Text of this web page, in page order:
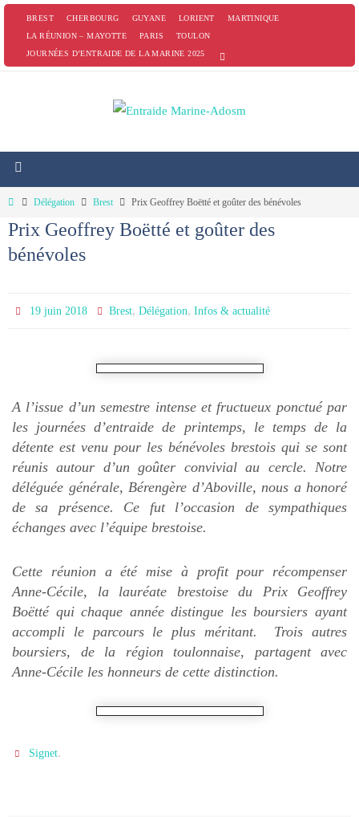
PasserBREST CHERBOURG GUYANE LORIENT
MARTINIQUE
LA RÉUNION – MAYOTTE
PARIS
TOULON
JOURNÉES D’ENTRAIDE DE LA MARINE 2025
HomeDélégation Brest Prix Geoffrey Boëtté et goûter des bénévoles
Prix Geoffrey Boëtté et goûter des
bénévoles
19 juin 2018 Brest, Délégation, Infos & actualité
A l’issue d’un semestre intense et fructueux ponctué par
les journées d’entraide de printemps, le temps de la
détente est venu pour les bénévoles brestois qui se sont
réunis autour d’un goûter convivial au cercle. Notre
déléguée générale, Bérengère d’Aboville, nous a honoré
de sa présence. Ce fut l’occasion de sympathiques
échanges avec l’équipe brestoise.
Cette réunion a été mise à profit pour récompenser
Anne-Cécile, la lauréate brestoise du Prix Geoffrey
Boëtté qui chaque année distingue les boursiers ayant
accompli le parcours le plus méritant. Trois autres
boursiers, de la région toulonnaise, partagent avec
Anne-Cécile les honneurs de cette distinction.
Signet.